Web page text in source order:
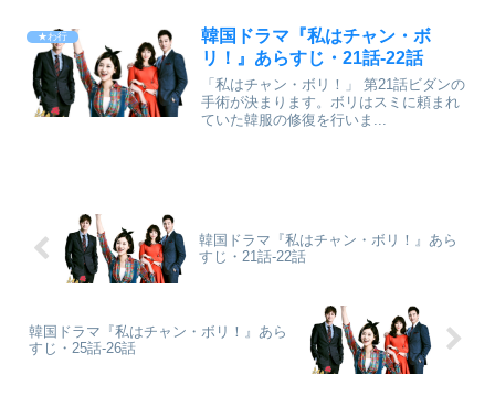
★わ行
韓国ドラマ『私はチャン・ボ
リ！』あらすじ・21話-22話
「私はチャン・ボリ！」 第21話ビダンの
手術が決まります。ボリはスミに頼まれ
ていた韓服の修復を行いま...
韓国ドラマ『私はチャン・ボリ！』あら
すじ・21話-22話
韓国ドラマ『私はチャン・ボリ！』あら
すじ・25話-26話